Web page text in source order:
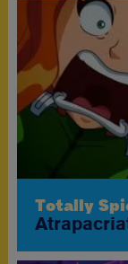
Totally